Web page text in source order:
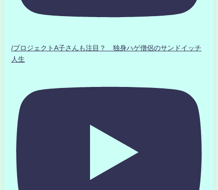
/プロジェクトA子さんも注目？ 独身ハゲ僧侶のサンドイッチ
人生